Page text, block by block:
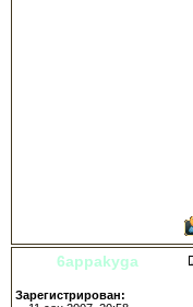
6appakyga
Зарегистрирован: